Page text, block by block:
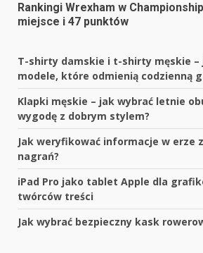
Rankingi Wrexham w
miejsce i 47 punktów
T-shirty damskie i t-shirty męskie –
modele, które odmienią codzienną
Klapki męskie – jak wybrać letnie
wygodę z dobrym stylem?
Jak weryfikować informacje w erze
nagrań?
iPad Pro jako tablet Apple dla
twórców treści
Jak wybrać bezpieczny kask